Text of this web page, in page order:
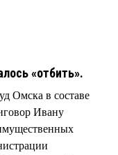
«отбить».
Омска в составе
Ивану